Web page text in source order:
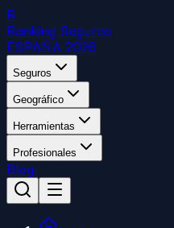
R
Ranking Seguros
ESPAÑA 2026
Seguros
Geográfico
Herramientas
Profesionales
Blog